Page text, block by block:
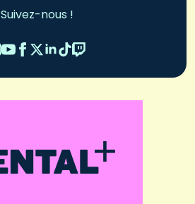
Suivez-nous !